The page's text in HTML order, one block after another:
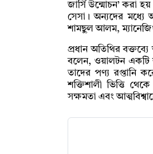
জার্সি উন্মোচন’ করা
সেসা। অন্যদের মধ্যে
শামছুল আলম,
প্রধান অতিথির বক্তব্যে
বলেন, ওয়ালটন একটি
তাদের পণ্য রপ্তানি
শক্তিশালী ভিত্তি
সক্ষমতা এবং